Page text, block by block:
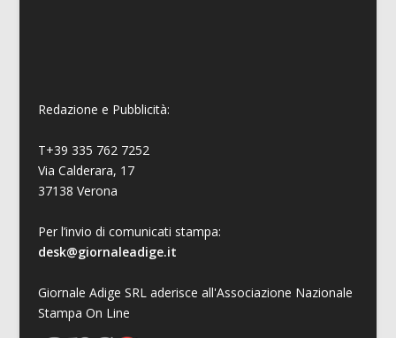
Redazione e Pubblicità:
T+39 335 762 7252
Via Calderara, 17
37138 Verona
Per l’invio di comunicati stampa:
desk@giornaleadige.it
Giornale Adige SRL aderisce all'Associazione Nazionale
Stampa On Line